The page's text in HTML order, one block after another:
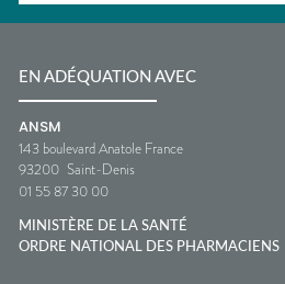
EN ADÉQUATION AVEC
ANSM
143 boulevard Anatole France
93200 Saint-Denis
01 55 87 30 00
MINISTÈRE DE LA SANTÉ
ORDRE NATIONAL DES PHARMACIENS